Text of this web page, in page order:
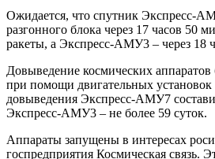
Ожидается, что спутник Экспресс-
разгонного блока через 17 часов 50
ракеты, а Экспресс-АМУ3 – через 18
Довыведение космических аппаратов
при помощи двигательных
довыведения Экспресс-АМУ7
Экспресс-АМУ3 – не более 59 суток.
Аппараты запущены в интересах
госпредприятия Космическая связь.